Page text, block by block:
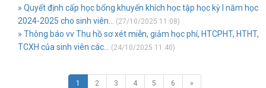
» Quyết định cấp học bổng khuyến khích học tập học kỳ I năm học
2024-2025 cho sinh viên...
(27/10/2025 11:08)
» Thông báo vv Thu hồ sơ xét miễn, giảm học phí, HTCPHT, HTHT,
TCXH của sinh viên các...
(24/10/2025 11:40)
1 2 3 4 5 6 »